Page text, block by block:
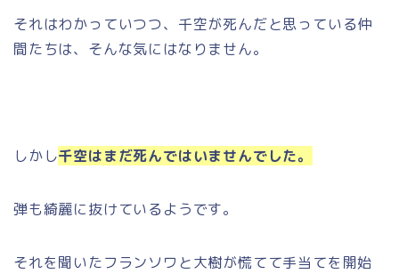
それはわかっていつつ、千空が死んだと思っている仲
間たちは、そんな気にはなりません。
しかし千空はまだ死んではいませんでした。
弾も綺麗に抜けているようです。
それを聞いたフランソワと大樹が慌てて手当てを開始